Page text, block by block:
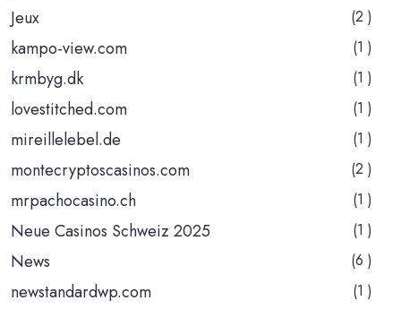
Jeux (2 )
kampo-view.com (1 )
krmbyg.dk (1 )
lovestitched.com (1 )
mireillelebel.de (1 )
montecryptoscasinos.com (2 )
mrpachocasino.ch (1 )
Neue Casinos Schweiz 2025 (1 )
News (6 )
newstandardwp.com (1 )